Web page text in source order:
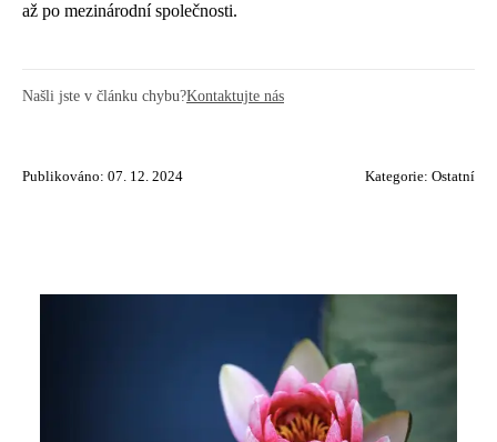
až po mezinárodní společnosti.
Našli jste v článku chybu?Kontaktujte nás
Publikováno: 07. 12. 2024 Kategorie: Ostatní